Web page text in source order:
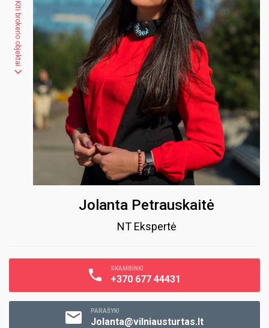
Kiti brokerio objektai
Jolanta Petrauskaitė
NT Ekspertė
SKAMBINK!
+370 677 44431
PARAŠYK!
Jolanta@vilniausturtas.lt